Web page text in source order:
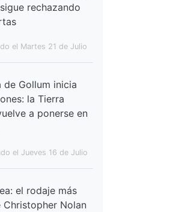
rechazando
el Martes 21 de Julio
de Gollum inicia
la Tierra
a ponerse en
el Jueves 16 de Julio
el rodaje más
Christopher Nolan